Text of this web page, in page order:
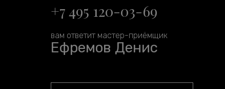
+7 495 120-03-69
вам ответит мастер-приёмщик
Ефремов Денис